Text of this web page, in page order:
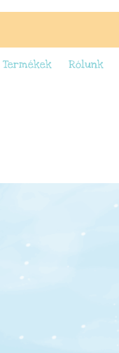
Termékek Rólunk